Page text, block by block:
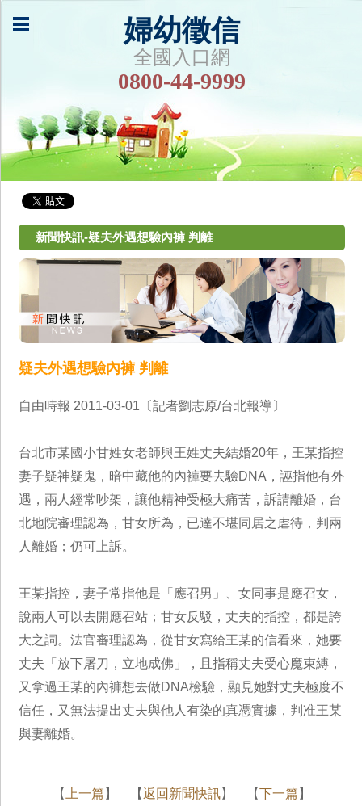
婦幼徵信
全國入口網
0800-44-9999
新聞快訊-疑夫外遇想驗內褲 判離
疑夫外遇想驗內褲 判離
自由時報 2011-03-01〔記者劉志原/台北報導〕
台北市某國小甘姓女老師與王姓丈夫結婚20年，王某指控
妻子疑神疑鬼，暗中藏他的內褲要去驗DNA，誣指他有外
遇，兩人經常吵架，讓他精神受極大痛苦，訴請離婚，台
北地院審理認為，甘女所為，已達不堪同居之虐待，判兩
人離婚；仍可上訴。
王某指控，妻子常指他是「應召男」、女同事是應召女，
說兩人可以去開應召站；甘女反駁，丈夫的指控，都是誇
大之詞。法官審理認為，從甘女寫給王某的信看來，她要
丈夫「放下屠刀，立地成佛」，且指稱丈夫受心魔束縛，
又拿過王某的內褲想去做DNA檢驗，顯見她對丈夫極度不
信任，又無法提出丈夫與他人有染的真憑實據，判准王某
與妻離婚。
【 上一篇 】 【返回新聞快訊】 【下一篇 】